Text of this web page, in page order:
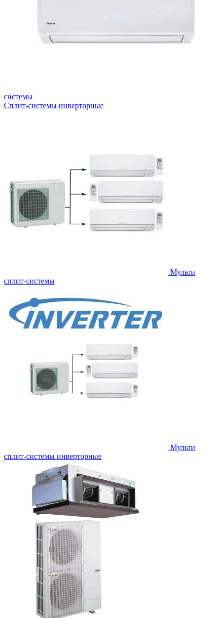
системы
Сплит-системы инверторные
Мульти
сплит-системы
Мульти
сплит-системы инверторные